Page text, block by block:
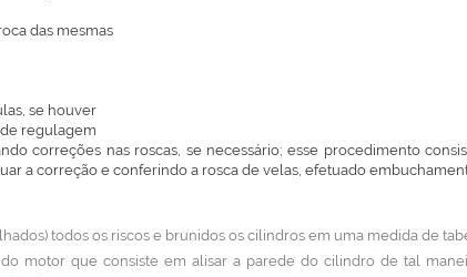
das mesmas
se houver
regulagem
correções nas roscas, se necessário; esse procedimento
a correção e conferindo a rosca de velas, efetuado
todos os riscos e brunidos os cilindros em uma medida de
motor que consiste em alisar a parede do cilindro de tal